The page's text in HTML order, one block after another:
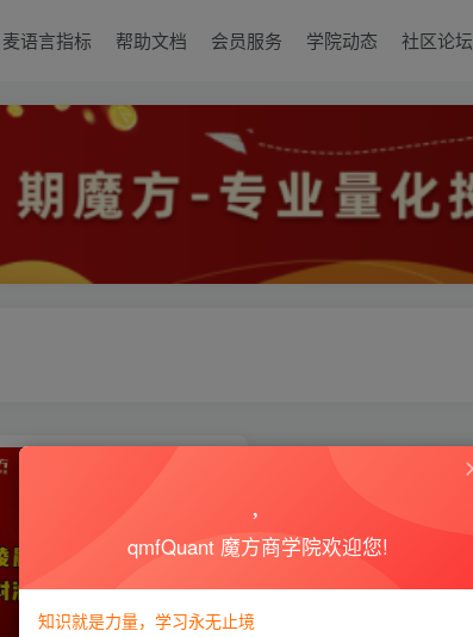
麦语言指标 帮助文档 会员服务 学院动态 社区论坛
qmfQuant 魔方商学院欢迎您!
知识就是力量，学习永无止境